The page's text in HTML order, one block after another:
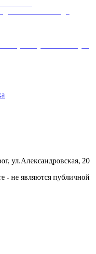
, ул.Александровская, 20
- не являются публичной